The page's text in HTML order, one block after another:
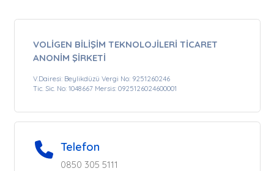
VOLİGEN BİLİŞİM TEKNOLOJİLERİ TİCARET
ANONİM ŞİRKETİ
V.Dairesi: Beylikdüzü Vergi No: 9251260246
Tic. Sic. No: 1048667 Mersis: 0925126024600001
Telefon
0850 305 5111